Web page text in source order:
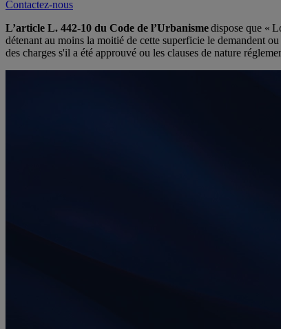
Contactez-nous
L’article L. 442-10 du Code de l’Urbanismedispose que «
détenant au moins la moitié de cette superficie le demandent
des charges s'il a été approuvé ou les clauses de nature